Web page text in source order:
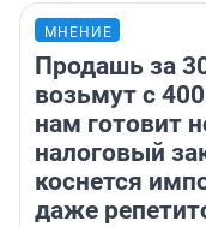
МНЕНИЕ
Продашь за
возьмут с
нам готовит
налоговый
коснется
даже